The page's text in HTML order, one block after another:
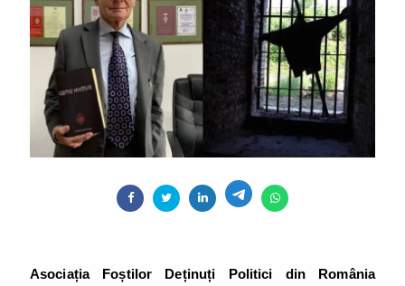
Asociația Foștilor Deținuți Politici din România